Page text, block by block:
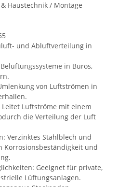
Haustechnik / Montage
und Abluftverteilung in
in Büros,
von Luftströmen in
Luftströme mit einem
die Verteilung der Luft
Verzinktes Stahlblech und
Korrosionsbeständigkeit und
Geeignet für private,
Lüftungsanlagen.